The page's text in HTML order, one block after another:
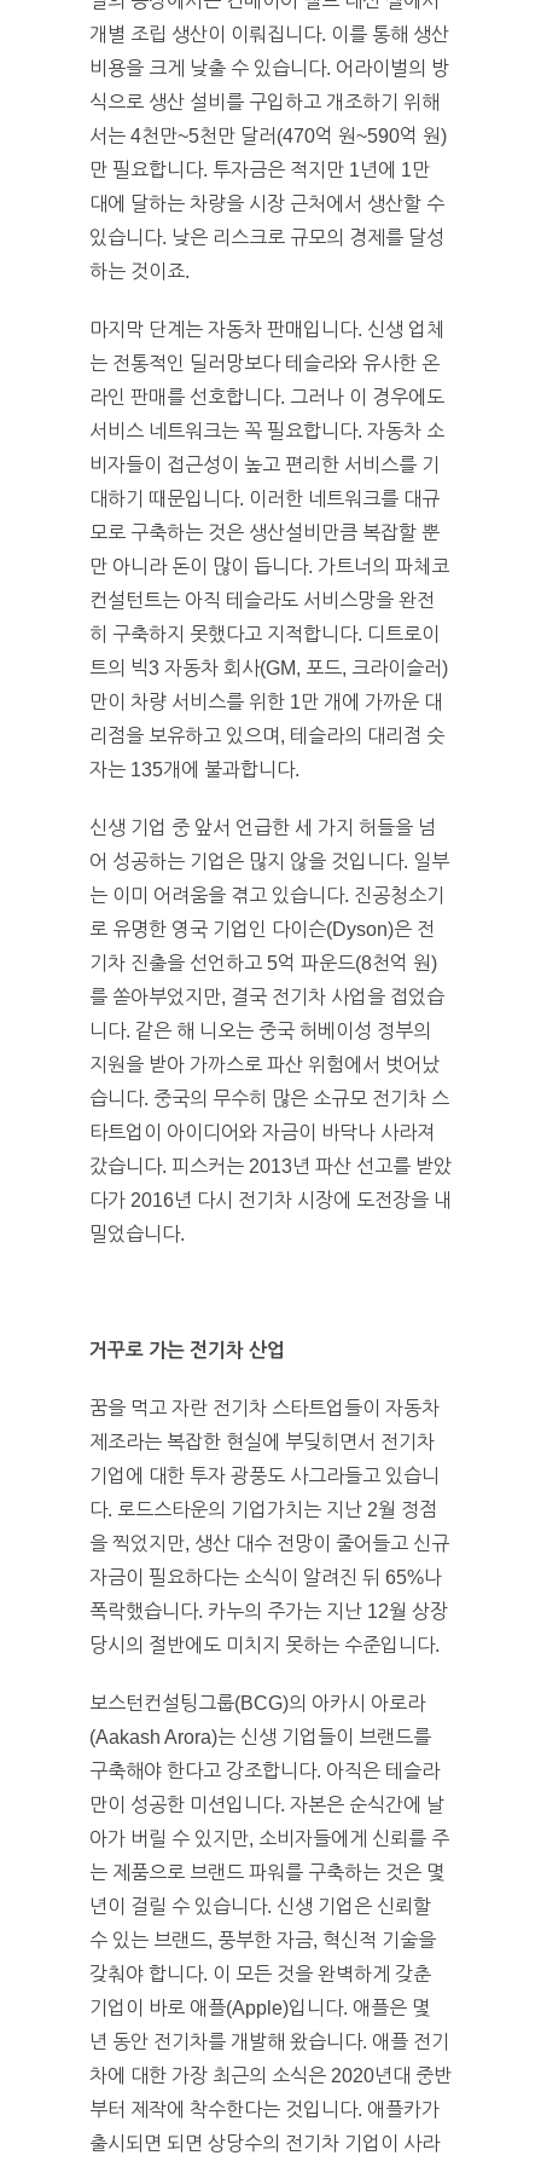
개별 조립 생산이 이뤄집니다. 이를 통해 생산
비용을 크게 낮출 수 있습니다. 어라이벌의 방
식으로 생산 설비를 구입하고 개조하기 위해
서는 4천만~5천만 달러(470억 원~590억 원)
만 필요합니다. 투자금은 적지만 1년에 1만
대에 달하는 차량을 시장 근처에서 생산할 수
있습니다. 낮은 리스크로 규모의 경제를 달성
하는 것이죠.
마지막 단계는 자동차 판매입니다. 신생 업체
는 전통적인 딜러망보다 테슬라와 유사한 온
라인 판매를 선호합니다. 그러나 이 경우에도
서비스 네트워크는 꼭 필요합니다. 자동차 소
비자들이 접근성이 높고 편리한 서비스를 기
대하기 때문입니다. 이러한 네트워크를 대규
모로 구축하는 것은 생산설비만큼 복잡할 뿐
만 아니라 돈이 많이 듭니다. 가트너의 파체코
컨설턴트는 아직 테슬라도 서비스망을 완전
히 구축하지 못했다고 지적합니다. 디트로이
트의 빅3 자동차 회사(GM, 포드, 크라이슬러)
만이 차량 서비스를 위한 1만 개에 가까운 대
리점을 보유하고 있으며, 테슬라의 대리점 숫
자는 135개에 불과합니다.
신생 기업 중 앞서 언급한 세 가지 허들을 넘
어 성공하는 기업은 많지 않을 것입니다. 일부
는 이미 어려움을 겪고 있습니다. 진공청소기
로 유명한 영국 기업인 다이슨(Dyson)은 전
기차 진출을 선언하고 5억 파운드(8천억 원)
를 쏟아부었지만, 결국 전기차 사업을 접었습
니다. 같은 해 니오는 중국 허베이성 정부의
지원을 받아 가까스로 파산 위험에서 벗어났
습니다. 중국의 무수히 많은 소규모 전기차 스
타트업이 아이디어와 자금이 바닥나 사라져
갔습니다. 피스커는 2013년 파산 선고를 받았
다가 2016년 다시 전기차 시장에 도전장을 내
밀었습니다.
거꾸로 가는 전기차 산업
꿈을 먹고 자란 전기차 스타트업들이 자동차
제조라는 복잡한 현실에 부딪히면서 전기차
기업에 대한 투자 광풍도 사그라들고 있습니
다. 로드스타운의 기업가치는 지난 2월 정점
을 찍었지만, 생산 대수 전망이 줄어들고 신규
자금이 필요하다는 소식이 알려진 뒤 65%나
폭락했습니다. 카누의 주가는 지난 12월 상장
당시의 절반에도 미치지 못하는 수준입니다.
보스턴컨설팅그룹(BCG)의 아카시 아로라
(Aakash Arora)는 신생 기업들이 브랜드를
구축해야 한다고 강조합니다. 아직은 테슬라
만이 성공한 미션입니다. 자본은 순식간에 날
아가 버릴 수 있지만, 소비자들에게 신뢰를 주
는 제품으로 브랜드 파워를 구축하는 것은 몇
년이 걸릴 수 있습니다. 신생 기업은 신뢰할
수 있는 브랜드, 풍부한 자금, 혁신적 기술을
갖춰야 합니다. 이 모든 것을 완벽하게 갖춘
기업이 바로 애플(Apple)입니다. 애플은 몇
년 동안 전기차를 개발해 왔습니다. 애플 전기
차에 대한 가장 최근의 소식은 2020년대 중반
부터 제작에 착수한다는 것입니다. 애플카가
출시되면 되면 상당수의 전기차 기업이 사라